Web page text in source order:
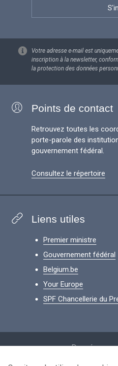
Votre adresse e-mail est
inscription à la newsletter,
la protection des données
Points de contact
Retrouvez toutes les
porte-parole des
gouvernement fédéral.
Consultez le répertoire
Liens utiles
Premier ministre
Gouvernement fédéral
Belgium.be
Your Europe
SPF Chancellerie du
Données